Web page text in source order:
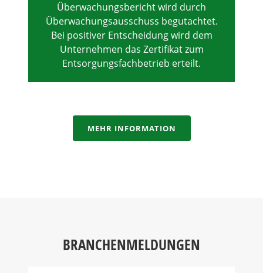
Überwachungsbericht wird durch
Überwachungsausschuss begutachtet.
Bei positiver Entscheidung wird dem
Unternehmen das Zertifikat zum
Entsorgungsfachbetrieb erteilt.
MEHR INFORMATION
BRANCHENMELDUNGEN